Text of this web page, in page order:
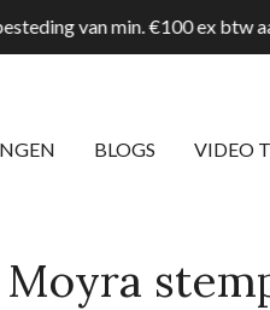
van min. €100 ex btw
BLOGS VIDEO
Moyra